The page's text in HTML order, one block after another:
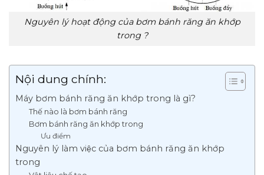
Nguyên lý hoạt động của bơm bánh răng ăn khớp
trong ?
Nội dung chính:
Máy bơm bánh răng ăn khớp trong là gì?
Thế nào là bơm bánh răng
Bơm bánh răng ăn khớp trong
Ưu điểm
Nguyên lý làm việc của bơm bánh răng ăn khớp
trong